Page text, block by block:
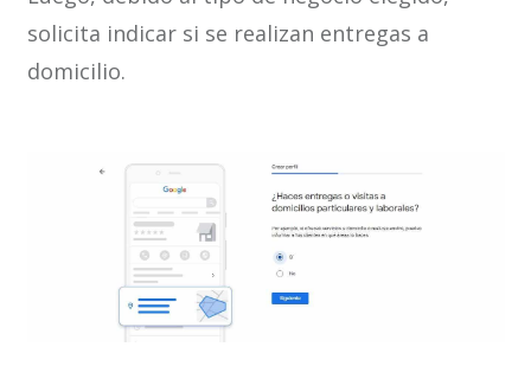
solicita indicar si se realizan entregas a
domicilio.